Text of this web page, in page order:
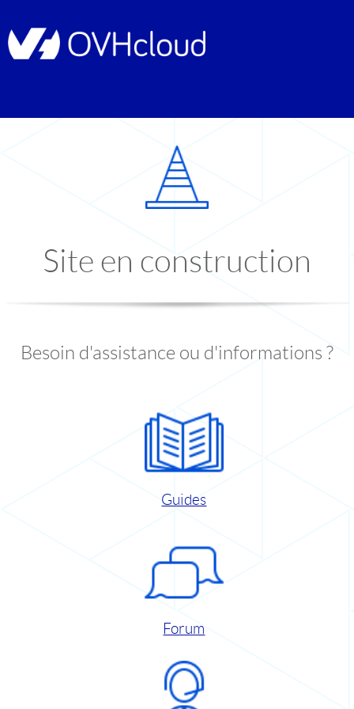
Site en construction
Besoin d'assistance ou d'informations ?
Guides
Forum